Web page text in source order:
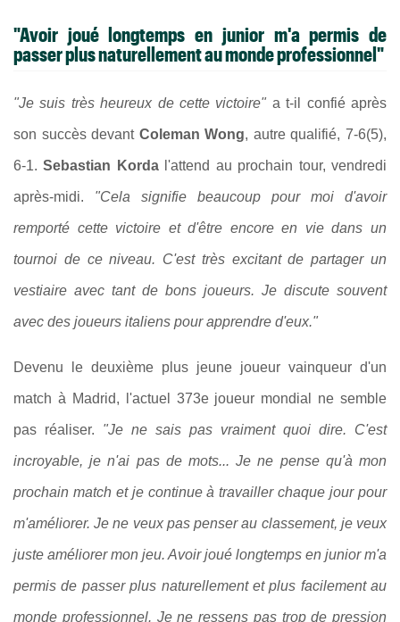
"Avoir joué longtemps en junior m'a permis de
passer plus naturellement au monde professionnel"
"Je suis très heureux de cette victoire" a t-il confié après
son succès devant Coleman Wong, autre qualifié, 7-6(5),
6-1.Sebastian Kordal'attend au prochain tour, vendredi
après-midi. "Cela signifie beaucoup pour moi d'avoir
remporté cette victoire et d'être encore en vie dans un
tournoi de ce niveau. C'est très excitant de partager un
vestiaire avec tant de bons joueurs. Je discute souvent
avec des joueurs italiens pour apprendre d'eux."
Devenu le deuxième plus jeune joueur vainqueur d'un
match à Madrid, l'actuel 373e joueur mondial ne semble
pas réaliser. "Je ne sais pas vraiment quoi dire. C'est
incroyable, je n'ai pas de mots... Je ne pense qu'à mon
prochain match et je continue à travailler chaque jour pour
m'améliorer. Je ne veux pas penser au classement, je veux
juste améliorer mon jeu. Avoir joué longtemps en junior m'a
permis de passer plus naturellement et plus facilement au
monde professionnel. Je ne ressens pas trop de pression